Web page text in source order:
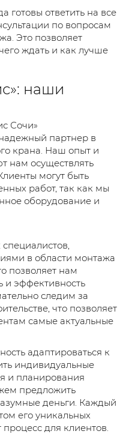
готовы ответить на все
по вопросам
Это позволяет
ждать и как лучше
наши
Сочи»
партнер в
крана. Наш опыт и
нам осуществлять
могут быть
работ, так как мы
оборудование и
в области монтажа
позволяет нам
и эффективность
следим за
что позволяет
самые актуальные
адаптироваться к
индивидуальные
и планирования
предложить
деньги. Каждый
его уникальных
процесс для клиентов.